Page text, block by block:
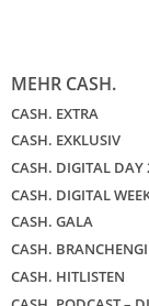
MEHR CASH.
CASH. EXTRA
CASH. EXKLUSIV
CASH. DIGITAL DAY
CASH. DIGITAL
CASH. GALA
CASH.
CASH. HITLISTEN